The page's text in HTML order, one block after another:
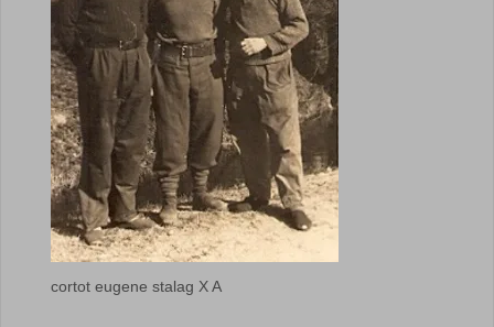
cortot eugene stalag X A